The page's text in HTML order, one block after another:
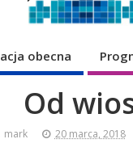
obecna
Od
mark 20 marca, 2018